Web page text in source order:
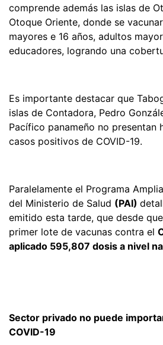
comprende además las islas de
Otoque Oriente, donde se
mayores e 16 años, adultos
educadores, logrando una
Es importante destacar que
islas de Contadora, Pedro
Pacífico panameño no presentan
casos positivos de COVID-19.
Paralelamente el Programa
del Ministerio de Salud (PAI)
emitido esta tarde, que desde
primer lote de vacunas contra el
aplicado 595,807 dosis a nivel
Sector privado no puede
COVID-19